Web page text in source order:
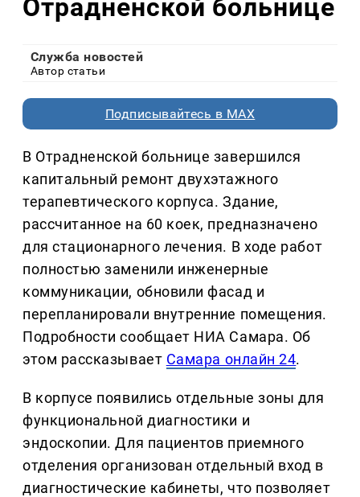
Отрадненской больнице
Служба новостей
Автор статьи
Подписывайтесь в MAX
В Отрадненской больнице завершился
капитальный ремонт двухэтажного
терапевтического корпуса. Здание,
рассчитанное на 60 коек, предназначено
для стационарного лечения. В ходе работ
полностью заменили инженерные
коммуникации, обновили фасад и
перепланировали внутренние помещения.
Подробности сообщает НИА Самара. Об
этом рассказывает Самара онлайн 24.
В корпусе появились отдельные зоны для
функциональной диагностики и
эндоскопии. Для пациентов приемного
отделения организован отдельный вход в
диагностические кабинеты, что позволяет